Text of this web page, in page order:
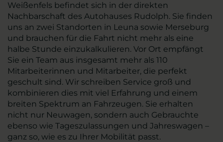
Weißenfels befindet sich in der direkten
Nachbarschaft des Autohauses Rudolph. Sie finden
uns an zwei Standorten in Leuna sowie Merseburg
und brauchen für die Fahrt nicht mehr als eine
halbe Stunde einzukalkulieren. Vor Ort empfängt
Sie ein Team aus insgesamt mehr als 110
Mitarbeiterinnen und Mitarbeiter, die perfekt
geschult sind. Wir schreiben Service groß und
kombinieren dies mit viel Erfahrung und einem
breiten Spektrum an Fahrzeugen. Sie erhalten
nicht nur Neuwagen, sondern auch Gebrauchte
ebenso wie Tageszulassungen und Jahreswagen –
ganz so, wie es zu Ihrer Mobilität passt.